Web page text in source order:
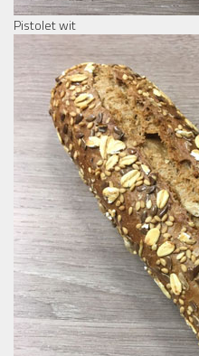
Pistolet wit